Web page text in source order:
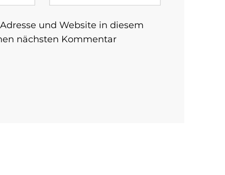
und Website in diesem
nächsten Kommentar